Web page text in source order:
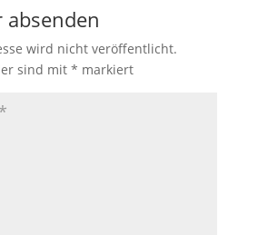
absenden
wird nicht veröffentlicht.
sind mit * markiert